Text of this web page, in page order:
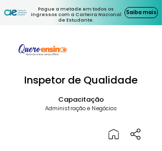
Pague a metade em todos os
ingressos com a Carteira Nacional
de Estudante.
Saiba mais
Inspetor de Qualidade
Capacitação
Administração e Negócios